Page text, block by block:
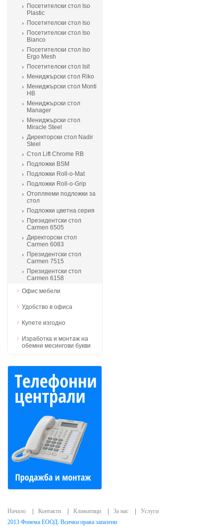
Посетителски стол Iso
Plastic
Посетителски стол Isо
Посетителски стол Isо
Bianco
Посетителски стол Isо
Ergo Mesh
Посетителски стол Isit
Мениджърски стол Riko
Мениджърски стол Monti
HB
Мениджърски стол
Manager
Мениджърски стол
Miracle Steel
Директорски стол Nadir
Steel
Стол Lift Chrome RB
Подложки BSM
Подложки Roll-o-Mat
Подложки Roll-o-Grip
Отопляеми подложки за
стол
Подложки цветна серия
Президентски стол
Carmen 6505
Директорски стол
Carmen 6083
Президентски стол
Carmen 7515
Президентски стол
Carmen 6158
Офис мебели
Удобство в офиса
Купете изгодно
Изработка и монтаж на
обемни месингови букви
Начало Контакти Климатици За нас
Услуги
2013 Фонема ЕООД. Всички права запазени